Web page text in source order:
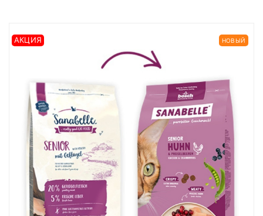
АКЦИЯ НОВЫЙ